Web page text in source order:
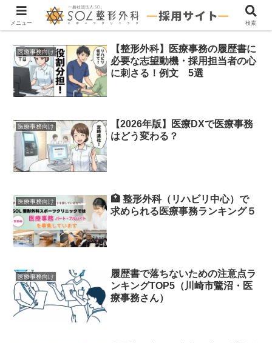
医療事務 アルバイト 求人
医療事務向け
【整形外科】医療事務の履歴書に
必要な志望動機・採用担当者の心
に刺さる！例文 5選
医療事務向け
【2026年版】医療DXで医療事務
はどう変わる？
医療事務向け
🏥 整形外科（リハビリ中心）で
求められる医療事務ランキング５
医療事務向け
履歴書で落ちないための注意点ラ
ンキングTOP5（川崎市鷺沼・医
療事務さん）
メニュー 検索